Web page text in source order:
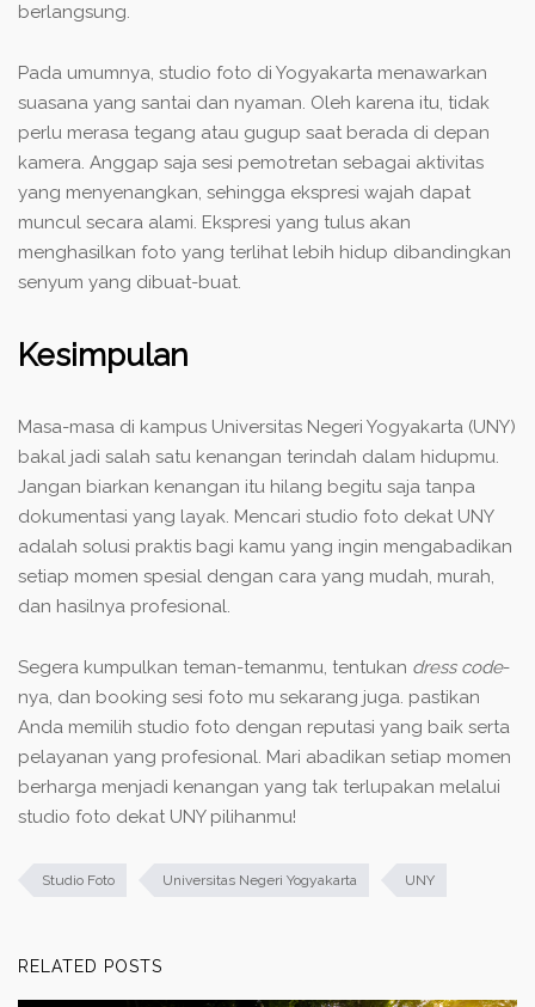
berlangsung.
Pada umumnya, studio foto di Yogyakarta menawarkan
suasana yang santai dan nyaman. Oleh karena itu, tidak
perlu merasa tegang atau gugup saat berada di depan
kamera. Anggap saja sesi pemotretan sebagai aktivitas
yang menyenangkan, sehingga ekspresi wajah dapat
muncul secara alami. Ekspresi yang tulus akan
menghasilkan foto yang terlihat lebih hidup dibandingkan
senyum yang dibuat-buat.
Kesimpulan
Masa-masa di kampus Universitas Negeri Yogyakarta (UNY)
bakal jadi salah satu kenangan terindah dalam hidupmu.
Jangan biarkan kenangan itu hilang begitu saja tanpa
dokumentasi yang layak. Mencari studio foto dekat UNY
adalah solusi praktis bagi kamu yang ingin mengabadikan
setiap momen spesial dengan cara yang mudah, murah,
dan hasilnya profesional.
Segera kumpulkan teman-temanmu, tentukan dress code-
nya, dan booking sesi foto mu sekarang juga. pastikan
Anda memilih studio foto dengan reputasi yang baik serta
pelayanan yang profesional. Mari abadikan setiap momen
berharga menjadi kenangan yang tak terlupakan melalui
studio foto dekat UNYpilihanmu!
Studio Foto Universitas Negeri Yogyakarta UNY
RELATED POSTS